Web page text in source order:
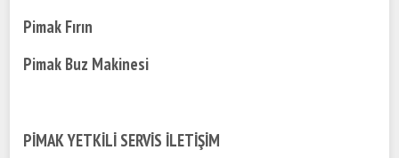
Pimak Fırın
Pimak Buz Makinesi
PİMAK YETKİLİ SERVİS İLETİŞİM